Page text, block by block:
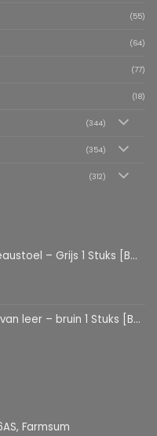
(55)
(64)
(77)
(18)
(344)
(354)
(312)
– Grijs 1 Stuks [BMD1107GY]
– bruin 1 Stuks [BMD1107BR]
Farmsum